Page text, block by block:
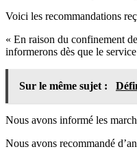
Voici les recommandations
« En raison du confinement
informerons dès que le
Sur le même sujet :
Nous avons informé les
Nous avons recommandé